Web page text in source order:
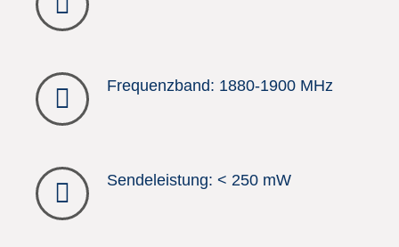
Frequenzband: 1880-1900 MHz
Sendeleistung: < 250 mW